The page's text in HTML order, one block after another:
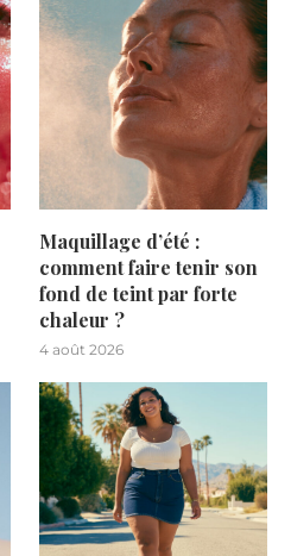
Maquillage d’été :
comment faire tenir son
fond de teint par forte
chaleur ?
4 août 2026